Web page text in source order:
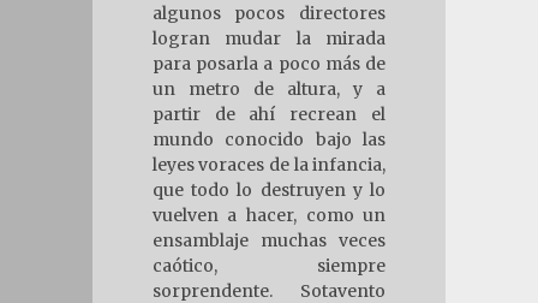
algunos pocos directores
logran mudar la mirada
para posarla a poco más de
un metro de altura, y a
partir de ahí recrean el
mundo conocido bajo las
leyes voraces de la infancia,
que todo lo destruyen y lo
vuelven a hacer, como un
ensamblaje muchas veces
caótico, siempre
sorprendente. Sotavento